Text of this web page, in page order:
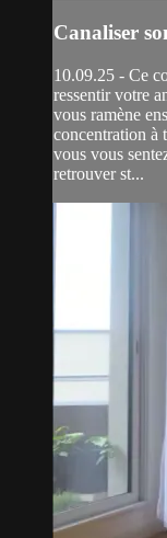
Canaliser
10.09.25 - Ce
ressentir votre
vous ramène
concentration à
vous vous
retrouver st...